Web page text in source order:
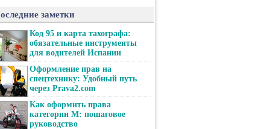
заметки
Код 95 и карта тахографа:
обязательные инструменты
для водителей Испании
Оформление прав на
спецтехнику: Удобный путь
через Prava2.com
Как оформить права
категории М: пошаговое
руководство